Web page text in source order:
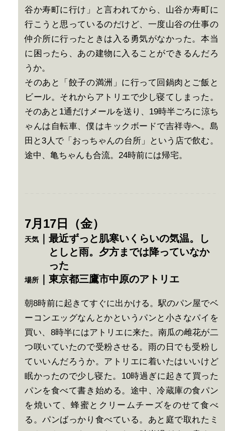
谷か寿町に行け」と言われてから、山谷か寿町に
行こうと思っているのだけど、一度山谷の仕事の
仲介所に行ったときは入る勇気がなかった。本当
に困ったら、あの建物に入ることができるんだろ
うか。
そのあと「餃子の満洲」に行って回鍋肉とご飯と
ビール。それからアトリエで少し寝てしまった。
そのあと1通だけメールを送り、19時半ごろに涼ち
ゃんは自転車、僕はキックボードで吉祥寺へ。島
田と3人で「おっちゃんの台所」という店で飲む。
途中、亀ちゃんも合流。24時前には帰宅。
7月17日（金）
天気
｜最近ずっと肌寒いくらいの気温。し
としと雨。夕方までは降っていなか
った
場所 ｜東京都三鷹市中原のアトリエ
朝8時前に起きてすぐに出かける。駅のパン屋でベ
ーコンエッグなんとかというパンと小さなパイを
買い、8時半にはアトリエに来た。南瓜の雌花が二
つ咲いていたので受粉させる。雨の日でも受粉し
ていいんだろうか。アトリエに着いたはいいけど
眠かったので少し寝た。10時過ぎに起きて買った
パンを食べて書き始める。途中、冷蔵庫の食パン
を焼いて、蜂蜜とクリームチーズをのせて食べ
る。パンばっかり食べている。あと庭で取れたミ